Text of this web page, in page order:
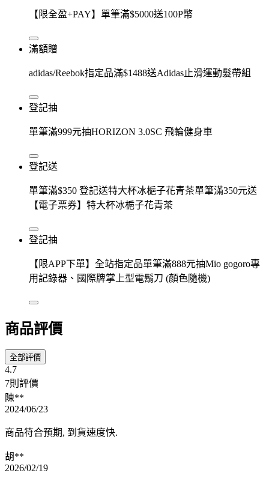
【限全盈+PAY】單筆滿$5000送100P幣
滿額贈
adidas/Reebok指定品滿$1488送Adidas止滑運動髮帶組
登記抽
單筆滿999元抽HORIZON 3.0SC 飛輪健身車
登記送
單筆滿$350 登記送特大杯冰梔子花青茶單筆滿350元送
【電子票券】特大杯冰梔子花青茶
登記抽
【限APP下單】全站指定品單筆滿888元抽Mio gogoro專
用記錄器、國際牌掌上型電鬍刀 (顏色隨機)
商品評價
全部評價
4.7
7則評價
陳**
2024/06/23
商品符合預期, 到貨速度快.
胡**
2026/02/19